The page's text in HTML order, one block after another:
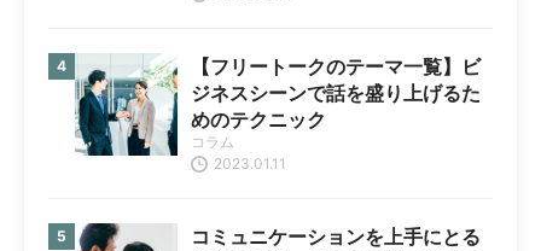
【フリートークのテーマ一覧】ビ
ジネスシーンで話を盛り上げるた
めのテクニック
2023.01.11
コラム
コミュニケーションを上手にとる